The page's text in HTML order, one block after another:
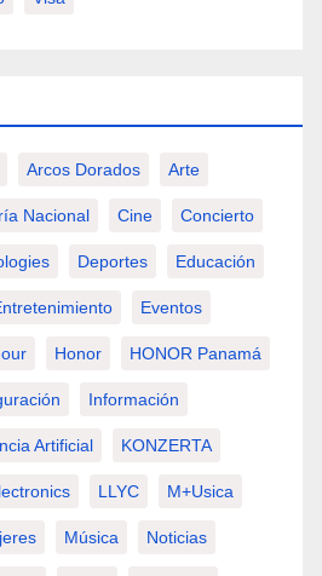
Arcos Dorados Arte
Nacional Cine Concierto
Deportes Educación
Eventos
Honor HONOR Panamá
Información
Artificial KONZERTA
LLYC M+usica
Música Noticias